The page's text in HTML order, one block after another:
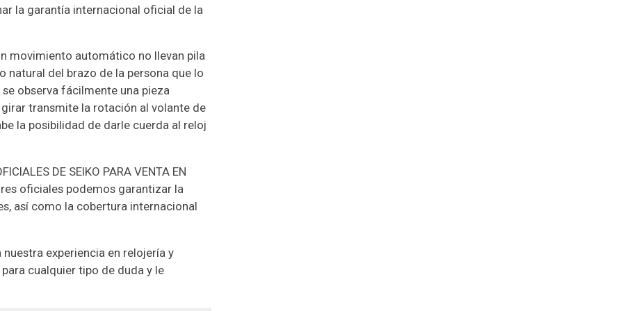
la garantía internacional oficial de la
movimiento automático no llevan pila
natural del brazo de la persona que lo
observa fácilmente una pieza
transmite la rotación al volante de
la posibilidad de darle cuerda al reloj
DE SEIKO PARA VENTA EN
oficiales podemos garantizar la
así como la cobertura internacional
experiencia en relojería y
cualquier tipo de duda y le